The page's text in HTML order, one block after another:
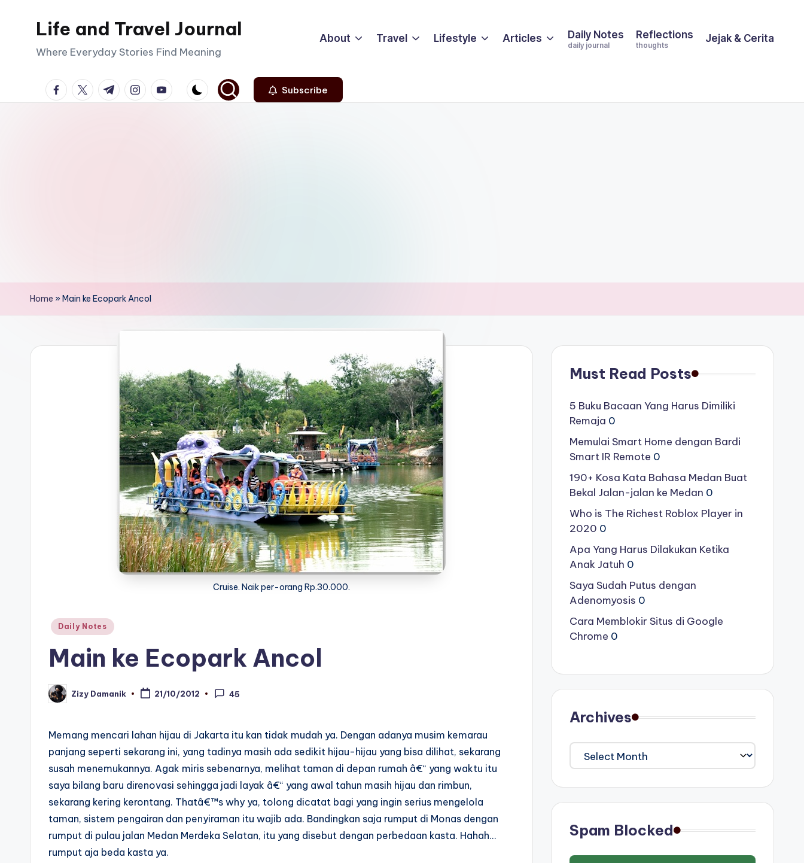
Life and Travel Journal
Where Everyday Stories Find Meaning
About Travel Lifestyle Articles Daily Notes
daily journal
Reflections
thoughts
Jejak & Cerita
facebook.com
twitter.com
t.me instagram.com
youtube.com Subscribe
Home »Main ke Ecopark Ancol
Cruise. Naik per-orang Rp.30.000.
Posted
Daily Notes
Main ke Ecopark Ancol
Posted
by
Zizy Damanik 21/10/2012 45
Memang mencari lahan hijau di Jakarta itu kan tidak mudah ya. Dengan adanya musim kemarau
panjang seperti sekarang ini, yang tadinya masih ada sedikit hijau-hijau yang bisa dilihat, sekarang
susah menemukannya. Agak miris sebenarnya, melihat taman di depan rumah â€“ yang waktu itu
saya bilang baru direnovasi sehingga jadi layak â€“ yang awal tahun masih hijau dan rimbun,
sekarang kering kerontang. Thatâ€™s why ya, tolong dicatat bagi yang ingin serius mengelola
taman, sistem pengairan dan penyiraman itu wajib ada. Bandingkan saja rumput di Monas dengan
rumput di pulau jalan Medan Merdeka Selatan, itu yang disebut dengan perbedaan kasta. Hahah…
rumput aja beda kasta ya.
Must Read Posts
5 Buku Bacaan Yang Harus Dimiliki
Remaja 0
Memulai Smart Home dengan Bardi
Smart IR Remote 0
190+ Kosa Kata Bahasa Medan Buat
Bekal Jalan-jalan ke Medan 0
Who is The Richest Roblox Player in
2020 0
Apa Yang Harus Dilakukan Ketika
Anak Jatuh 0
Saya Sudah Putus dengan
Adenomyosis 0
Cara Memblokir Situs di Google
Chrome 0
Archives
Archives
Spam Blocked